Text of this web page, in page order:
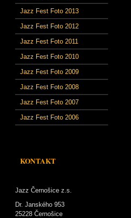
Jazz Fest Foto 2013
Jazz Fest Foto 2012
Jazz Fest Foto 2011
Jazz Fest Foto 2010
Jazz Fest Foto 2009
Jazz Fest Foto 2008
Jazz Fest Foto 2007
Jazz Fest Foto 2006
KONTAKT
Jazz Černošice z.s.
Dr. Janského 953
25228 Černošice